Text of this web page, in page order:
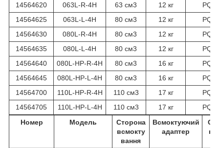
14564620
063L-R-4H 63 см3 12 кг
14564625
063L-L-4H 80 см3 12 кг
14564630
080L-R-4H 80 см3 12 кг
14564635
080L-L-4H 80 см3 12 кг
14564640
080L-HP-R-4H 80 см3 16 кг
14564645
080L-HP-L-4H 80 см3 16 кг
14564700
110L-HP-R-4H 110 см3 17 кг
14564705
110L-HP-L-4H 110 см3 17 кг
Номер
Модель
Сторона
всмокту
вання
Всмоктуючий
адаптер